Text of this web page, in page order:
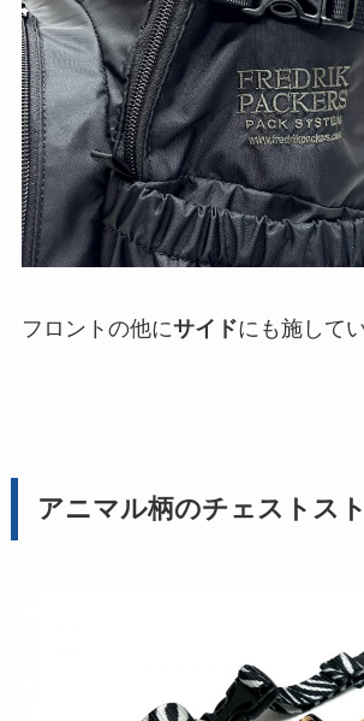
フロントの他にサイドにも施して
アニマル柄のチェストス